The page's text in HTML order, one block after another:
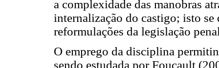
a complexidade das manobras
internalização do castigo; isto
reformulações da legislação
O emprego da disciplina
sendo estudada por Foucault